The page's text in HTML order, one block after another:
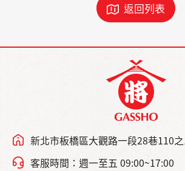
返回列表
新北市板橋區大觀路一段28巷110
客服時間：週一至五 09:00~17:00